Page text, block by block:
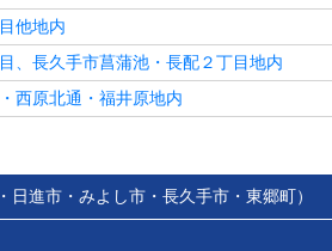
他地内
、長久手市菖蒲池・長配２丁目地内
西原北通・福井原地内
日進市・みよし市・長久手市・東郷町）